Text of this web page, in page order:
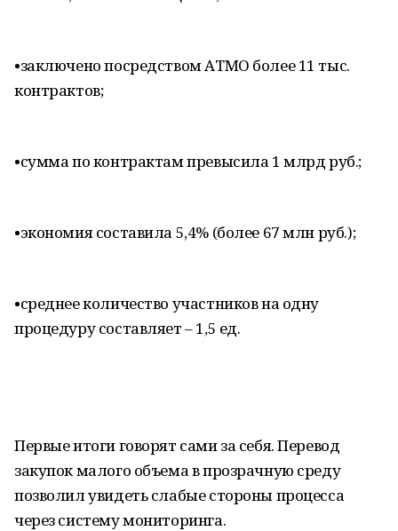
•​заключено посредством АТМО более 11 тыс.
контрактов;
•​сумма по контрактам превысила 1 млрд руб.;
•​экономия составила 5,4% (более 67 млн руб.);
•​среднее количество участников на одну
процедуру составляет – 1,5 ед.
Первые итоги говорят сами за себя. Перевод
закупок малого объема в прозрачную среду
позволил увидеть слабые стороны процесса
через систему мониторинга.